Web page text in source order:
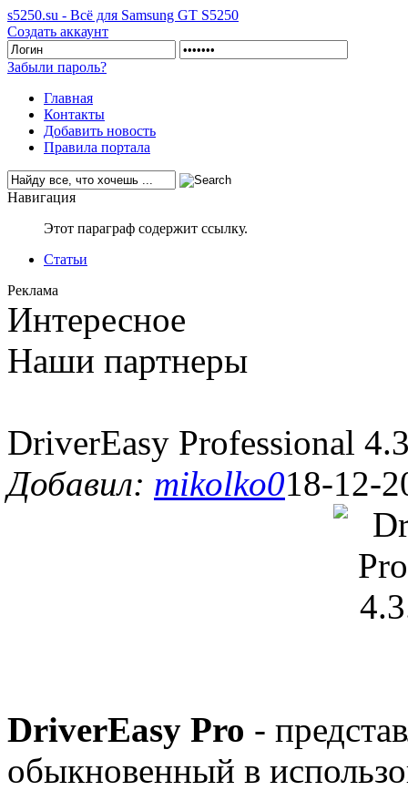
s5250.su - Всё для Samsung GT S5250
Создать аккаунт
Забыли пароль?
Главная
Контакты
Добавить новость
Правила портала
Навигация
Этот параграф содержит ссылку.
Статьи
Реклама
Интересное
Наши партнеры
DriverEasy Professional
Добавил: mikolko018-12-
DriverEasy Pro -
обыкновенный в